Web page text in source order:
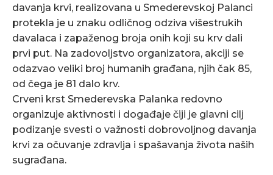
davanja krvi, realizovana u Smederevskoj Palanci
protekla je u znaku odličnog odziva višestrukih
davalaca i zapaženog broja onih koji su krv dali
prvi put. Na zadovoljstvo organizatora, akciji se
odazvao veliki broj humanih građana, njih čak 85,
od čega je 81 dalo krv.
Crveni krst Smederevska Palanka redovno
organizuje aktivnosti i događaje čiji je glavni cilj
podizanje svesti o važnosti dobrovoljnog davanja
krvi za očuvanje zdravlja i spašavanja života naših
sugrađana.